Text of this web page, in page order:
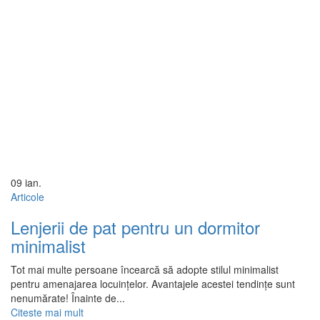
09 ian.
Articole
Lenjerii de pat pentru un dormitor
minimalist
Tot mai multe persoane încearcă să adopte stilul minimalist
pentru amenajarea locuințelor. Avantajele acestei tendințe sunt
nenumărate! Înainte de...
Citeste mai mult